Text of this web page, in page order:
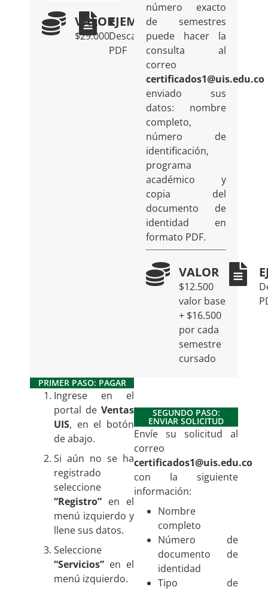
VALOR
$29.000
EJEMPLO
Descargar
PDF
número exacto
de semestres
puede hacer la
consulta al
correo
certificados1@uis.edu.co
enviado sus
datos: nombre
completo,
número de
identificación,
programa
académico y
copia del
documento de
identidad en
formato PDF.
VALOR
$12.500
valor base
+ $16.500
por cada
semestre
cursado
PRIMER PASO: PAGAR
Ingrese en el
portal de Ventas
UIS, en el botón
de abajo.
Si aún no se ha
registrado
seleccione
“Registro” en el
menú izquierdo y
llene sus datos.
Seleccione
“Servicios” en el
menú izquierdo.
SEGUNDO PASO:
ENVIAR SOLICITUD
Envíe su solicitud al
correo
certificados1@uis.edu.co
con la siguiente
información:
Nombre
completo
Número de
documento de
identidad
Tipo de